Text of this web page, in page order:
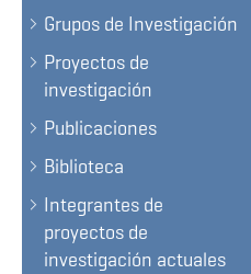
Grupos de Investigación
Proyectos de
investigación
Publicaciones
Biblioteca
Integrantes de
proyectos de
investigación actuales